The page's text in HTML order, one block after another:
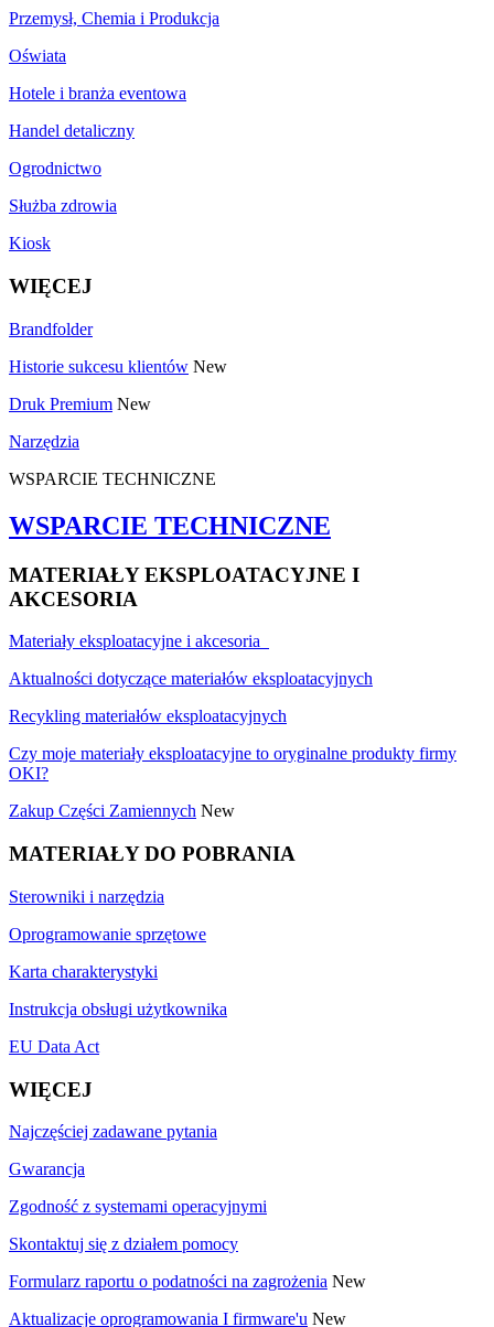
Przemysł, Chemia i Produkcja
Oświata
Hotele i branża eventowa
Handel detaliczny
Ogrodnictwo
Służba zdrowia
Kiosk
WIĘCEJ
Brandfolder
Historie sukcesu klientów New
Druk Premium New
Narzędzia
WSPARCIE TECHNICZNE
WSPARCIE TECHNICZNE
MATERIAŁY EKSPLOATACYJNE I
AKCESORIA
Materiały eksploatacyjne i akcesoria
Aktualności dotyczące materiałów eksploatacyjnych
Recykling materiałów eksploatacyjnych
Czy moje materiały eksploatacyjne to oryginalne produkty firmy
OKI?
Zakup Części Zamiennych New
MATERIAŁY DO POBRANIA
Sterowniki i narzędzia
Oprogramowanie sprzętowe
Karta charakterystyki
Instrukcja obsługi użytkownika
EU Data Act
WIĘCEJ
Najczęściej zadawane pytania
Gwarancja
Zgodność z systemami operacyjnymi
Skontaktuj się z działem pomocy
Formularz raportu o podatności na zagrożenia New
Aktualizacje oprogramowania I firmware'u New